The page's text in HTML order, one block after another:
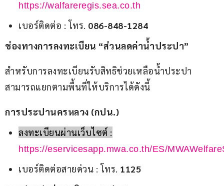
https://walfareregis.sea.co.th
เบอร์ติดต่อ : โทร. 086-848-1284
ช่องทางการลงทะเบียน “ส่วนลดค่าน้ำประปา”
สำหรับการลงทะเบียนรับสิทธิช่วยเหลือน้ำประปา
สามารถแยกตามพื้นที่ให้บริการได้ดังนี้
การประปานครหลวง (กปน.)
ลงทะเบียนผ่านเว็บไซต์ :
https://eservicesapp.mwa.co.th/ES/
เบอร์ติดต่อสายด่วน : โทร. 1125